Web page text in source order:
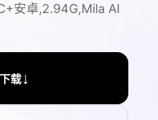
安卓,2.94G,Mila AI
载↓